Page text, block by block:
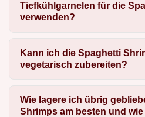
Tiefkühlgarnelen für die
verwenden?
Kann ich die Spaghetti
vegetarisch zubereiten?
Wie lagere ich übrig
Shrimps am besten und